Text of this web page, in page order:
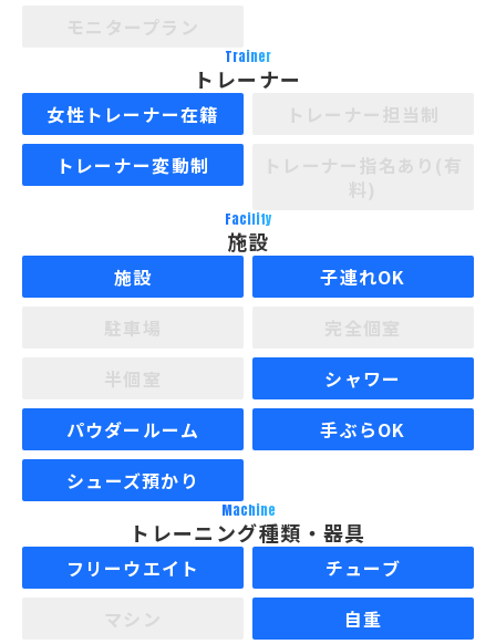
Trainer
トレーナー
女性トレーナー在籍
トレーナー変動制
Facility
施設
施設
子連れOK
シャワー
パウダールーム
手ぶらOK
シューズ預かり
Machine
トレーニング種類・器具
フリーウエイト
チューブ
自重